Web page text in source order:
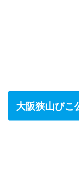
大阪狭山びこ